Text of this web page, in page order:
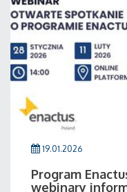
19.01.2026
Program
webinary